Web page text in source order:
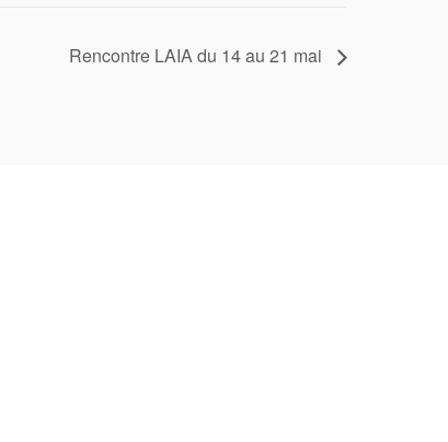
Rencontre LAIA du 14 au 21 mai